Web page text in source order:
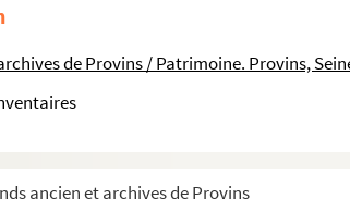
de Provins / Patrimoine. Provins,
ancien et archives de Provins